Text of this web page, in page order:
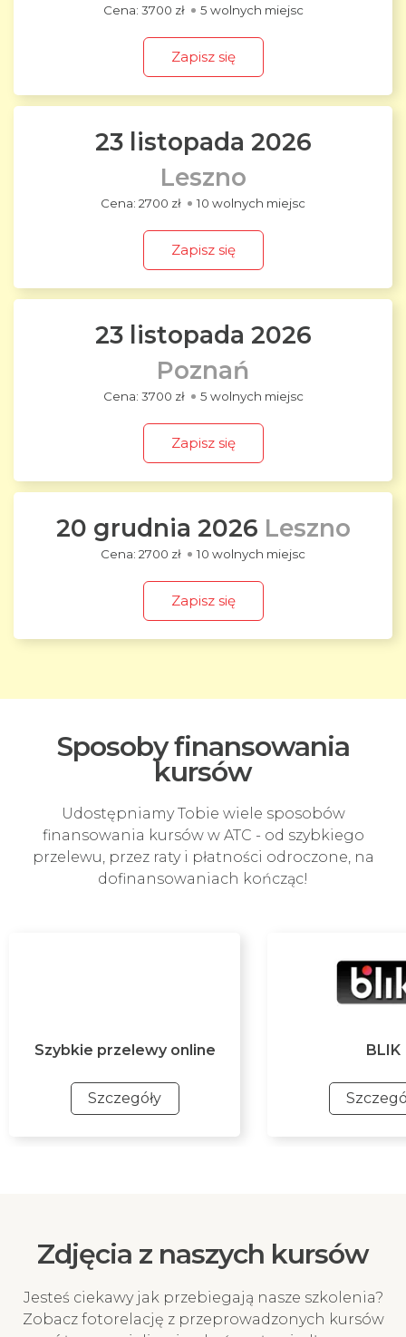
3700 zł 5 wolnych miejsc
Zapisz się
23 listopada 2026
Leszno
2700 zł 10 wolnych miejsc
Zapisz się
23 listopada 2026
Poznań
3700 zł 5 wolnych miejsc
Zapisz się
20 grudnia 2026 Leszno
2700 zł 10 wolnych miejsc
Zapisz się
Sposoby finansowania
kursów
Udostępniamy Tobie wiele sposobów
finansowania kursów w ATC - od szybkiego
przelewu, przez raty i płatności odroczone, na
dofinansowaniach kończąc!
Szybkie przelewy online
Szczegóły
płatności gwarantuje
natychmiastowe księgowanie
Twojego zapisu na kurs!
BLIK
księgowanie
potwierdzenie
Zdjęcia z naszych kursów
Jesteś ciekawy jak przebiegają nasze szkolenia?
Zobacz fotorelację z przeprowadzonych kursów